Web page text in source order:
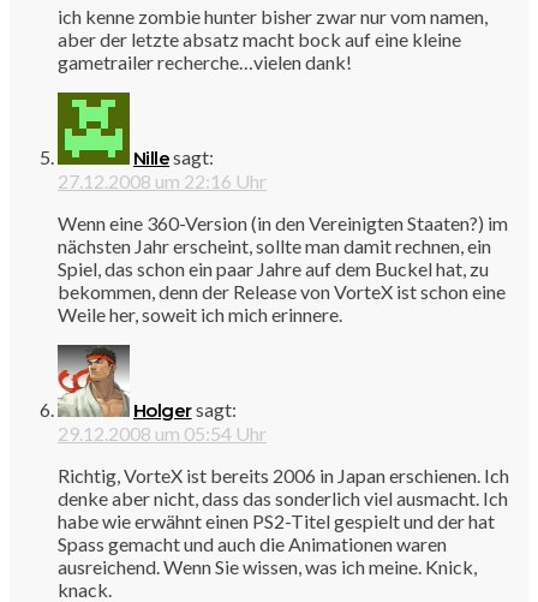
ich kenne zombie hunter bisher zwar nur vom namen,
aber der letzte absatz macht bock auf eine kleine
gametrailer recherche…vielen dank!
Nillesagt:
27.12.2008 um 22:16 Uhr
Wenn eine 360-Version (in den Vereinigten Staaten?) im
nächsten Jahr erscheint, sollte man damit rechnen, ein
Spiel, das schon ein paar Jahre auf dem Buckel hat, zu
bekommen, denn der Release von VorteX ist schon eine
Weile her, soweit ich mich erinnere.
Holgersagt:
29.12.2008 um 05:54 Uhr
Richtig, VorteX ist bereits 2006 in Japan erschienen. Ich
denke aber nicht, dass das sonderlich viel ausmacht. Ich
habe wie erwähnt einen PS2-Titel gespielt und der hat
Spass gemacht und auch die Animationen waren
ausreichend. Wenn Sie wissen, was ich meine. Knick,
knack.